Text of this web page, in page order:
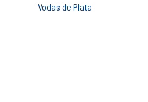
Vodas de Plata